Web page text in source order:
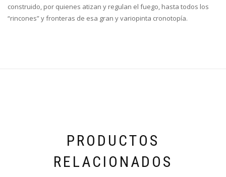
construido, por quienes atizan y regulan el fuego, hasta todos los
“rincones” y fronteras de esa gran y variopinta cronotopía.
PRODUCTOS
RELACIONADOS